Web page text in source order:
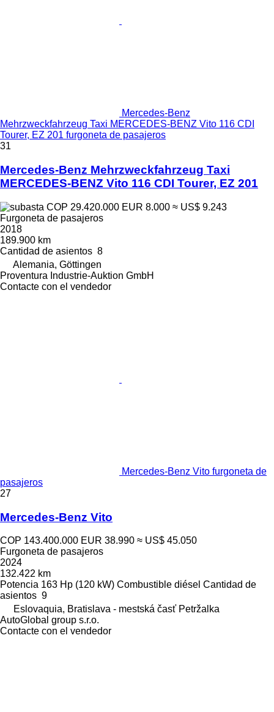
Mercedes-Benz
Mehrzweckfahrzeug Taxi MERCEDES-BENZ Vito 116 CDI
Tourer, EZ 201 furgoneta de pasajeros
31
Mercedes-Benz Mehrzweckfahrzeug Taxi
MERCEDES-BENZ Vito 116 CDI Tourer, EZ 201
COP 29.420.000 EUR 8.000 ≈ US$ 9.243
Furgoneta de pasajeros
2018
189.900 km
Cantidad de asientos 8
Alemania, Göttingen
Proventura Industrie-Auktion GmbH
Contacte con el vendedor
Mercedes-Benz Vito furgoneta de
pasajeros
27
Mercedes-Benz Vito
COP 143.400.000 EUR 38.990 ≈ US$ 45.050
Furgoneta de pasajeros
2024
132.422 km
Potencia 163 Hp (120 kW) Combustible diésel Cantidad de
asientos 9
Eslovaquia, Bratislava - mestská časť Petržalka
AutoGlobal group s.r.o.
Contacte con el vendedor